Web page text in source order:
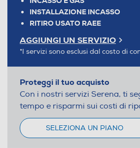
INSTALLAZIONE INCASSO
RITIRO USATO RAEE
AGGIUNGI UN SERVIZIO
*I servizi sono esclusi dal costo di
Proteggi il tuo acquisto
Con i nostri servizi Serena, ti
tempo e risparmi sui costi di
SELEZIONA UN PIANO